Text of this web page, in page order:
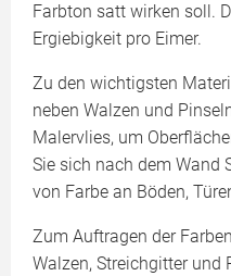
Farbton satt wirken soll.
Ergiebigkeit pro Eimer.
Zu den wichtigsten
neben Walzen und
Malervlies, um
Sie sich nach dem Wand
von Farbe an Böden,
Zum Auftragen der
Walzen, Streichgitter und